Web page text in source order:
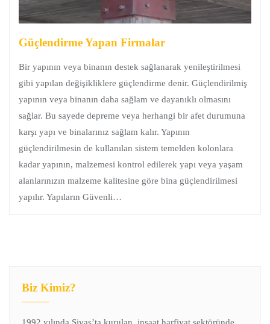
Güçlendirme Yapan Firmalar
Bir yapının veya binanın destek sağlanarak yenileştirilmesi
gibi yapılan değişikliklere güçlendirme denir. Güçlendirilmiş
yapının veya binanın daha sağlam ve dayanıklı olmasını
sağlar. Bu sayede depreme veya herhangi bir afet durumuna
karşı yapı ve binalarınız sağlam kalır. Yapının
güçlendirilmesin de kullanılan sistem temelden kolonlara
kadar yapının, malzemesi kontrol edilerek yapı veya yaşam
alanlarınızın malzeme kalitesine göre bina güçlendirilmesi
yapılır. Yapıların Güvenli…
Biz Kimiz?